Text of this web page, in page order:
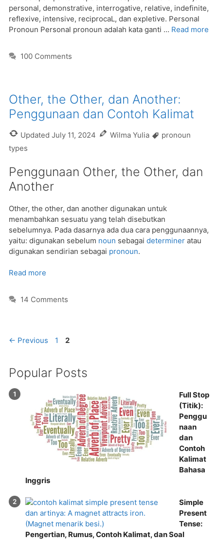
personal, demonstrative, interrogative, relative, indefinite,
reflexive, intensive, reciprocaL, dan expletive. Personal
Pronoun Personal pronoun adalah kata ganti … Read more
100 Comments
Other, the Other, dan Another:
Penggunaan dan Contoh Kalimat
Updated July 11, 2024 Wilma Yulia Tags
pronoun
types
Penggunaan Other, the Other, dan
Another
Other, the other, dan another digunakan untuk
menambahkan sesuatu yang telah disebutkan
sebelumnya. Pada dasarnya ada dua cara penggunaannya,
yaitu: digunakan sebelum noun sebagai determiner atau
digunakan sendirian sebagai pronoun.
Read more
14 Comments
← Previous Page
1 Page
2
Popular Posts
Full Stop
(Titik):
Penggu
naan
dan
Contoh
Kalimat
Bahasa
Inggris
Simple
Present
Tense:
Pengertian, Rumus, Contoh Kalimat, dan Soal